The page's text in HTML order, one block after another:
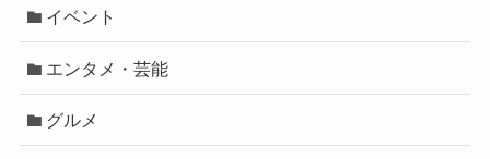
イベント
エンタメ・芸能
グルメ